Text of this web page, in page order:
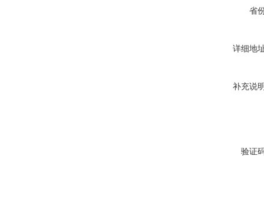
省
详细地
补充说
验证